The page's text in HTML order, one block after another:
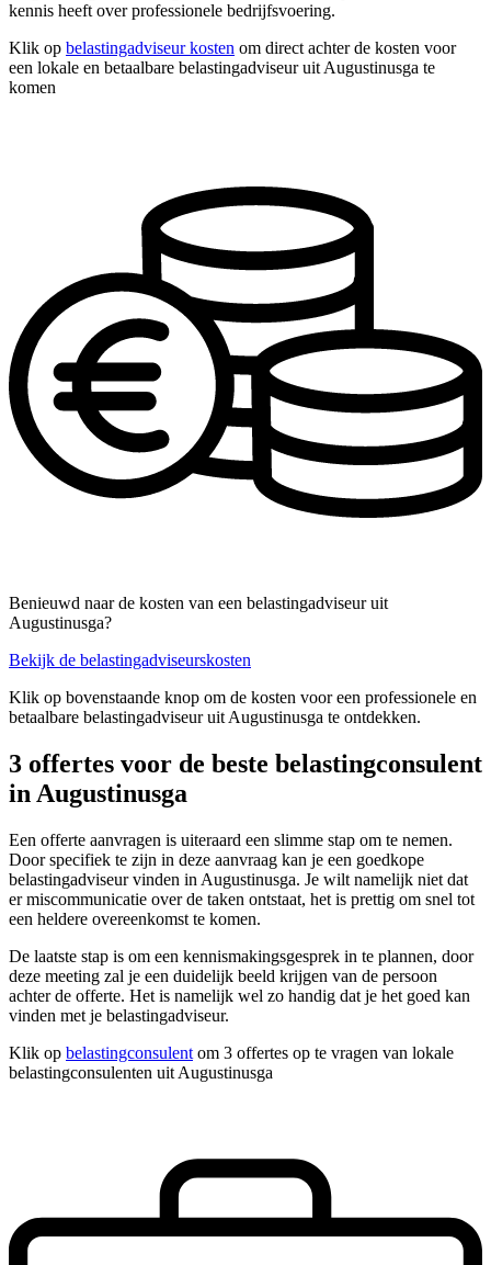
kennis heeft over professionele bedrijfsvoering.
Klik op belastingadviseur kosten om direct achter de kosten voor
een lokale en betaalbare belastingadviseur uit Augustinusga te
komen
Benieuwd naar de kosten van een belastingadviseur uit
Augustinusga?
Bekijk de belastingadviseurskosten
Klik op bovenstaande knop om de kosten voor een professionele en
betaalbare belastingadviseur uit Augustinusga te ontdekken.
3 offertes voor de beste belastingconsulent
in Augustinusga
Een offerte aanvragen is uiteraard een slimme stap om te nemen.
Door specifiek te zijn in deze aanvraag kan je een goedkope
belastingadviseur vinden in Augustinusga. Je wilt namelijk niet dat
er miscommunicatie over de taken ontstaat, het is prettig om snel tot
een heldere overeenkomst te komen.
De laatste stap is om een kennismakingsgesprek in te plannen, door
deze meeting zal je een duidelijk beeld krijgen van de persoon
achter de offerte. Het is namelijk wel zo handig dat je het goed kan
vinden met je belastingadviseur.
Klik op belastingconsulent om 3 offertes op te vragen van lokale
belastingconsulenten uit Augustinusga